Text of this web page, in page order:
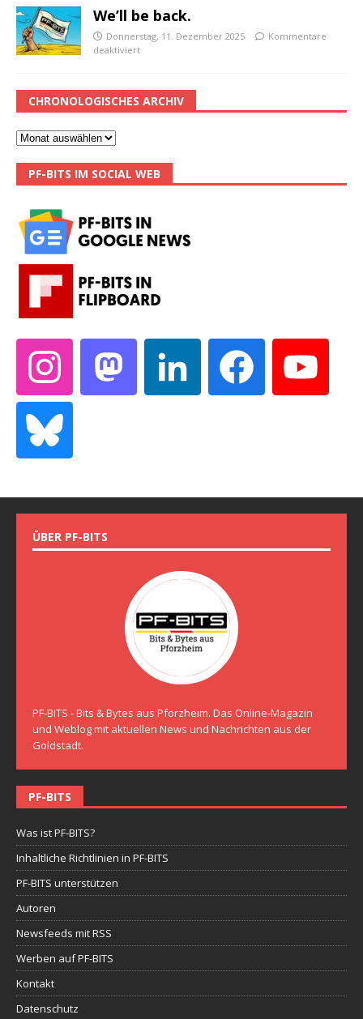
We’ll be back.
Donnerstag, 11. Dezember 2025
Kommentare
deaktiviert
CHRONOLOGISCHES ARCHIV
PF-BITS IM SOCIAL WEB
ÜBER PF-BITS
PF-BITS - Bits & Bytes aus Pforzheim. Das Online-Magazin
und Weblog mit aktuellen News und Nachrichten aus der
Goldstadt.
PF-BITS
Was ist PF-BITS?
Inhaltliche Richtlinien in PF-BITS
PF-BITS unterstützen
Autoren
Newsfeeds mit RSS
Werben auf PF-BITS
Kontakt
Datenschutz